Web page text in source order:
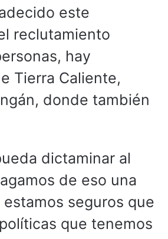
este
reclutamiento
hay
Tierra Caliente,
donde también
dictaminar al
de eso una
seguros que
que tenemos